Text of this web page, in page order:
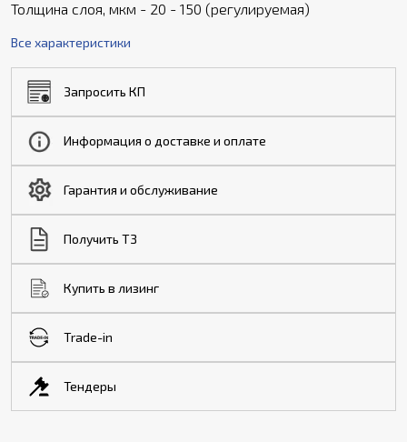
Толщина слоя, мкм - 20 - 150 (регулируемая)
Все характеристики
Запросить КП
Информация о доставке и оплате
Гарантия и обслуживание
Получить ТЗ
Купить в лизинг
Trade-in
Тендеры